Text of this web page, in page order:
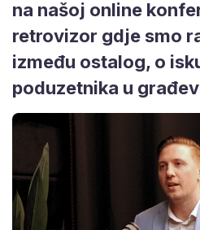
na našoj online
retrovizor gdje smo
između ostalog, o
poduzetnika u